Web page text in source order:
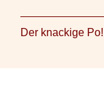
Der knackige Po!